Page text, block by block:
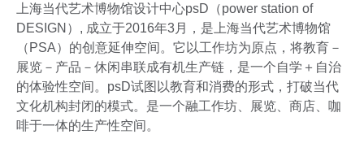
上海当代艺术博物馆设计中心psD（power station of
DESIGN）, 成立于2016年3月，是上海当代艺术博物馆
（PSA）的创意延伸空间。它以工作坊为原点，将教育－
展览－产品－休闲串联成有机生产链，是一个自学＋自治
的体验性空间。psD试图以教育和消费的形式，打破当代
文化机构封闭的模式。是一个融工作坊、展览、商店、咖
啡于一体的生产性空间。